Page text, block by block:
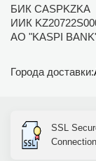
БИК CASPKZKA
ИИК
АО "KASPI
Города доставки:
SSL
Connection